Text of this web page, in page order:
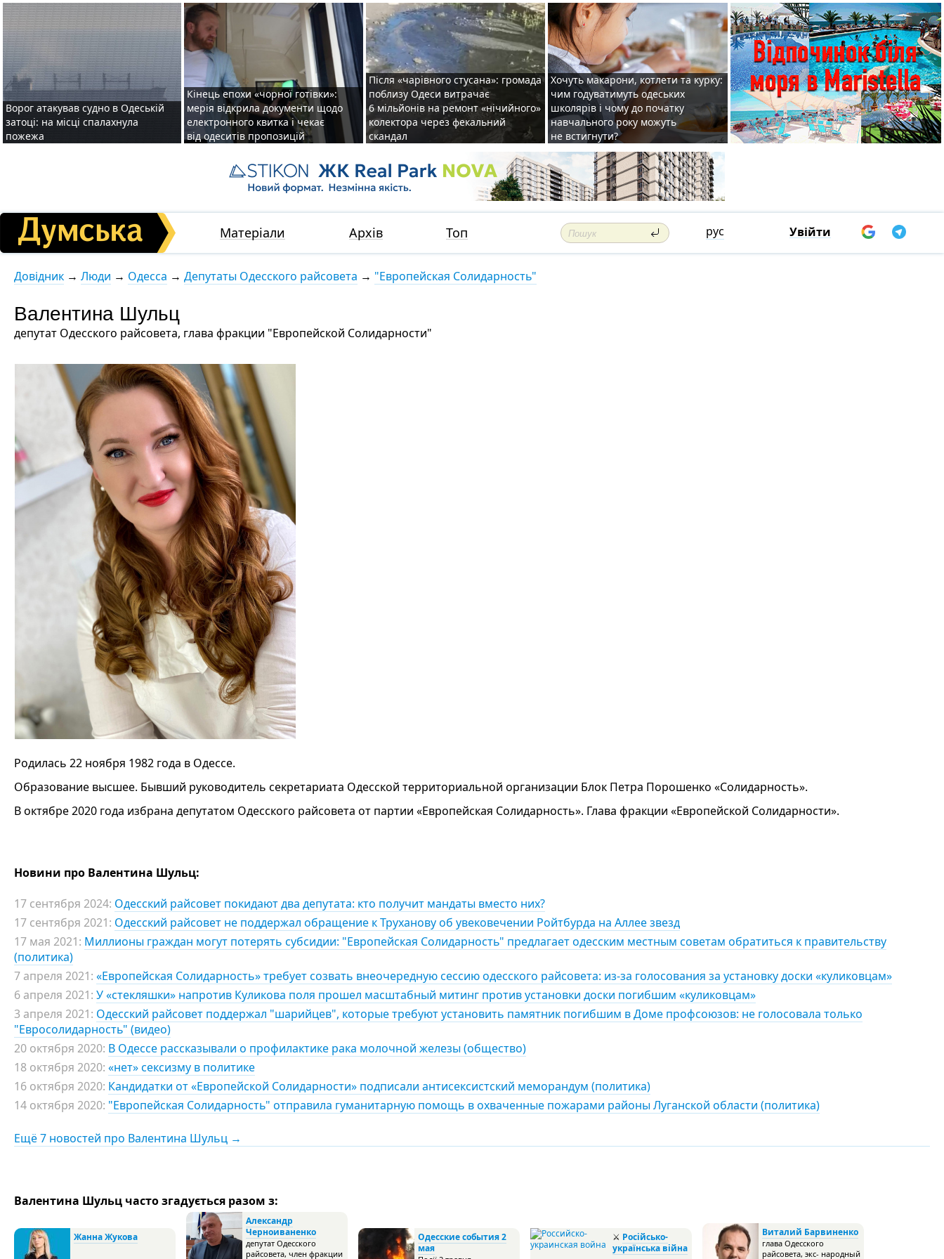
Ворог атакував судно в Одеській
затоці: на місці спалахнула
пожежа
Кінець епохи «чорної готівки»:
мерія відкрила документи щодо
електронного квитка і чекає
від одеситів пропозицій
Після «чарівного стусана»: громада
поблизу Одеси витрачає
6 мільйонів на ремонт «нічийного»
колектора через фекальний
скандал
Хочуть макарони, котлети та курку:
чим годуватимуть одеських
школярів і чому до початку
навчального року можуть
не встигнути?
Матеріали Архів Топ рус Увійти
Довідник → Люди → Одесса → Депутаты Одесского райсовета → "Европейская Солидарность"
Валентина Шульц
депутат Одесского райсовета, глава фракции "Европейской Солидарности"
Родилась 22 ноября 1982 года в Одессе.
Образование высшее. Бывший руководитель секретариата Одесской территориальной организации Блок Петра Порошенко «Солидарность».
В октябре 2020 года избрана депутатом Одесского райсовета от партии «Европейская Солидарность». Глава фракции «Европейской Солидарности».
Новини про Валентина Шульц:
17 сентября 2024: Одесский райсовет покидают два депутата: кто получит мандаты вместо них?
17 сентября 2021: Одесский райсовет не поддержал обращение к Труханову об увековечении Ройтбурда на Аллее звезд
17 мая 2021: Миллионы граждан могут потерять субсидии: "Европейская Солидарность" предлагает одесским местным советам обратиться к правительству
(политика)
7 апреля 2021: «Европейская Солидарность» требует созвать внеочередную сессию одесского райсовета: из-за голосования за установку доски «куликовцам»
6 апреля 2021: У «стекляшки» напротив Куликова поля прошел масштабный митинг против установки доски погибшим «куликовцам»
3 апреля 2021: Одесский райсовет поддержал "шарийцев", которые требуют установить памятник погибшим в Доме профсоюзов: не голосовала только
"Евросолидарность" (видео)
20 октября 2020: В Одессе рассказывали о профилактике рака молочной железы (общество)
18 октября 2020: «нет» сексизму в политике
16 октября 2020: Кандидатки от «Европейской Солидарности» подписали антисексистский меморандум (политика)
14 октября 2020: "Европейская Солидарность" отправила гуманитарную помощь в охваченные пожарами районы Луганской области (политика)
Ещё 7 новостей про Валентина Шульц →
Валентина Шульц часто згадується разом з:
Жанна Жукова
Александр
Черноиваненко
депутат Одесского
райсовета, член фракции
Одесские события 2
мая
⚔ Російсько-
українська війна
Виталий Барвиненко
глава Одесского
райсовета, экс- народный